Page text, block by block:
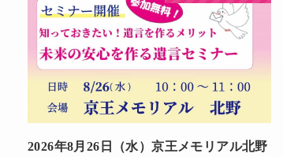
2026年8月26日（水）京王メモリアル北野